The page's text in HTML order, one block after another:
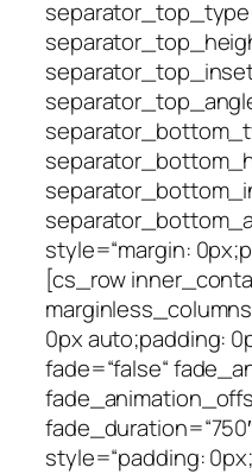
style=“margin:
[cs_row
0px auto;padding:
fade=“false“
style=“padding: